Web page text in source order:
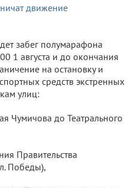
забег полумарафона
1 августа и до окончания
на остановку и
средств экстренных
улиц:
Чумичова до Театрального
Правительства
Победы),